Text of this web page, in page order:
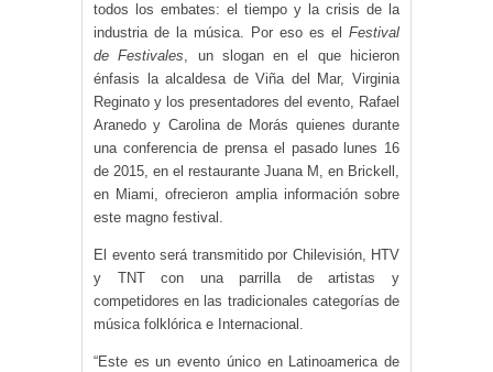
todos los embates: el tiempo y la crisis de la
industria de la música. Por eso es el Festival
de Festivales, un slogan en el que hicieron
énfasis la alcaldesa de Viña del Mar, Virginia
Reginato y los presentadores del evento, Rafael
Aranedo y Carolina de Morás quienes durante
una conferencia de prensa el pasado lunes 16
de 2015, en el restaurante Juana M, en Brickell,
en Miami, ofrecieron amplia información sobre
este magno festival.
El evento será transmitido por Chilevisión, HTV
y TNT con una parrilla de artistas y
competidores en las tradicionales categorías de
música folklórica e Internacional.
“Este es un evento único en Latinoamerica de